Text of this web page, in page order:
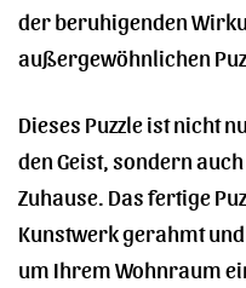
der beruhigenden
außergewöhnlichen
Dieses Puzzle ist nicht
den Geist, sondern
Zuhause. Das fertige
Kunstwerk gerahmt
um Ihrem Wohnraum